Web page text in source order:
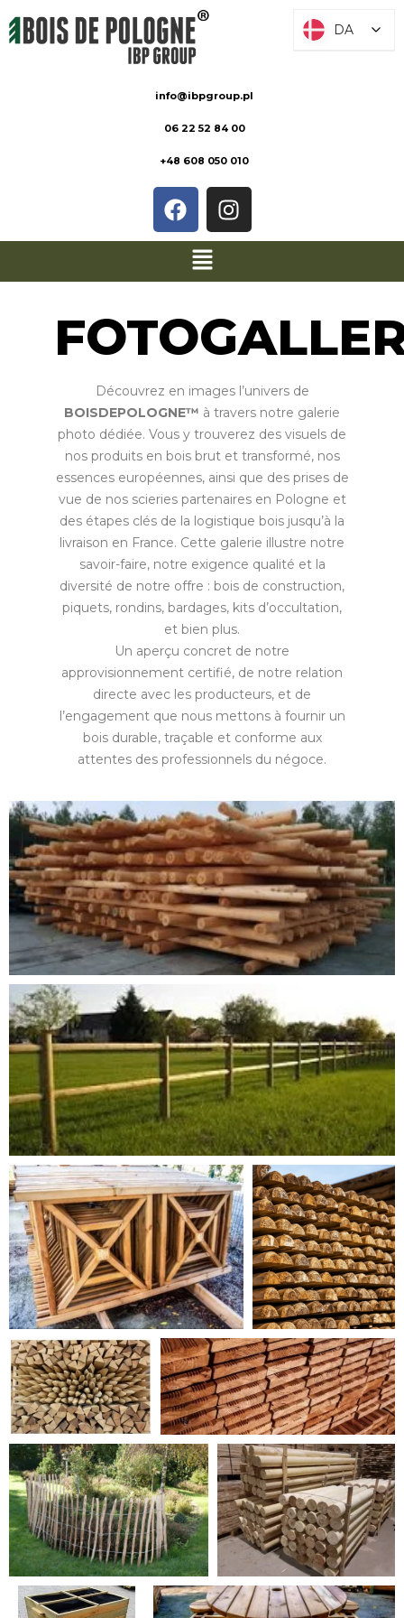
info@ibpgroup.pl
06 22 52 84 00
+48 608 050 010
Découvrez en images l’univers de
BOISDEPOLOGNE™ à travers notre galerie
photo dédiée. Vous y trouverez des visuels de
nos produits en bois brut et transformé, nos
essences européennes, ainsi que des prises de
vue de nos scieries partenaires en Pologne et
des étapes clés de la logistique bois jusqu’à la
livraison en France. Cette galerie illustre notre
savoir-faire, notre exigence qualité et la
diversité de notre offre : bois de construction,
piquets, rondins, bardages, kits d’occultation,
et bien plus.
Un aperçu concret de notre
approvisionnement certifié, de notre relation
directe avec les producteurs, et de
l’engagement que nous mettons à fournir un
bois durable, traçable et conforme aux
attentes des professionnels du négoce.
DA
DA